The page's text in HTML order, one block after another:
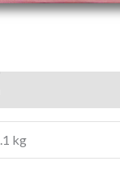
.1 kg